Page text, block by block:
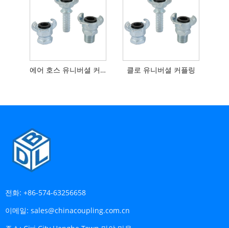
에어 호스 유니버셜 커플링 클로 유니버셜 커플링
전화: +86-574-63256658
이메일: sales@chinacoupling.com.cn